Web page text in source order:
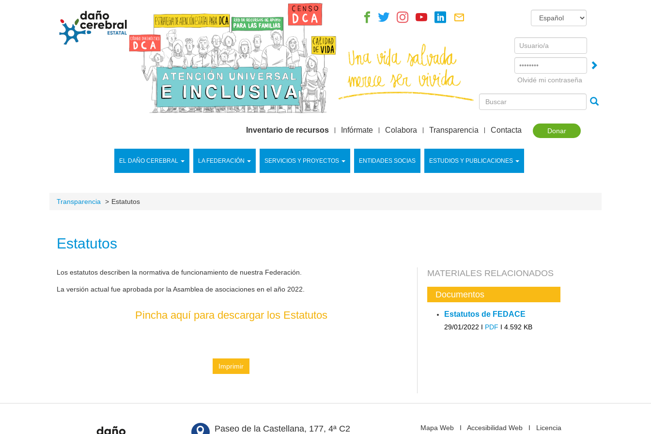
Username
Olvidé mi contraseña
Donar
EL DAÑO CEREBRAL LA FEDERACIÓN SERVICIOS Y PROYECTOS ENTIDADES SOCIAS ESTUDIOS Y PUBLICACIONES
Inventario de recursos Infórmate Colabora Transparencia Contacta
Transparencia Estatutos
Estatutos
Los estatutos describen la normativa de funcionamiento de nuestra Federación.
La versión actual fue aprobada por la Asamblea de asociaciones en el año 2022.
Pincha aquí para descargar los Estatutos
Imprimir
MATERIALES RELACIONADOS
Documentos
Estatutos de FEDACE
29/01/2022 I PDF I 4.592 KB
Paseo de la Castellana, 177, 4ª C2 Mapa WebI Accesibilidad WebI Licencia